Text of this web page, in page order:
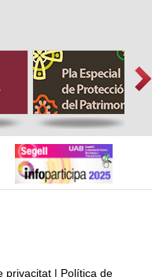
privacitat | Política de